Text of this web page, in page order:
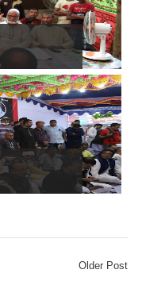
Older Post